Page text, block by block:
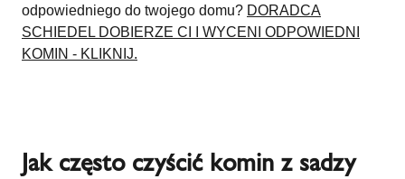
odpowiedniego do twojego domu? DORADCA
SCHIEDEL DOBIERZE CI I WYCENI ODPOWIEDNI
KOMIN - KLIKNIJ.
Jak często czyścić komin z sadzy